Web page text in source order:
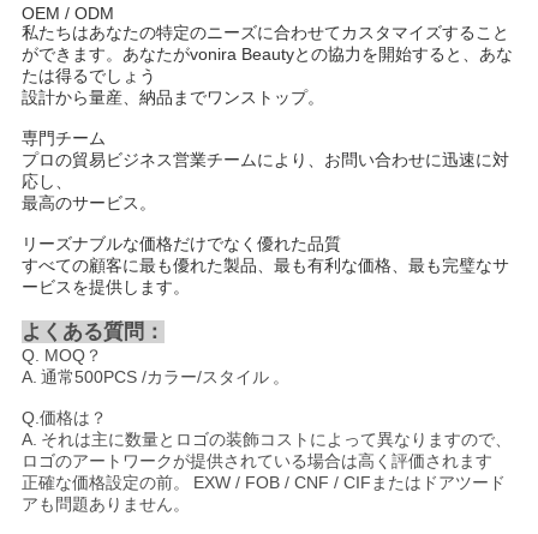
OEM / ODM
私たちはあなたの特定のニーズに合わせてカスタマイズすること
ができます。あなたがvonira Beautyとの協力を開始すると、あな
たは得るでしょう
設計から量産、納品までワンストップ。
専門チーム
プロの貿易ビジネス営業チームにより、お問い合わせに迅速に対
応し、
最高のサービス。
リーズナブルな価格だけでなく優れた品質
すべての顧客に最も優れた製品、最も有利な価格、最も完璧なサ
ービスを提供します。
よくある質問：
Q. MOQ？
A. 通常500PCS /カラー/スタイル。
Q.価格は？
A. それは主に数量とロゴの装飾コストによって異なりますので、
ロゴのアートワークが提供されている場合は高く評価されます
正確な価格設定の前。
EXW / FOB / CNF / CIFまたはドアツード
アも問題ありません。